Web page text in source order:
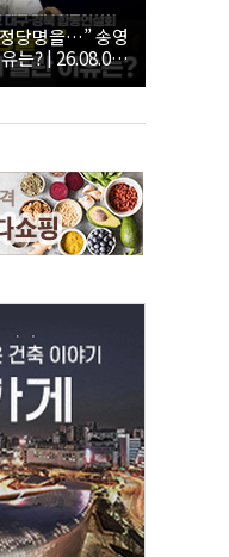
당명을…” 송영
는? | 26.08.09
후보 대구·경